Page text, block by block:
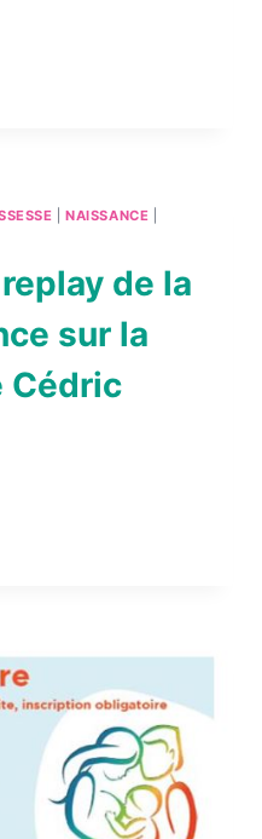
|NAISSANCE
de la
sur la
Cédric